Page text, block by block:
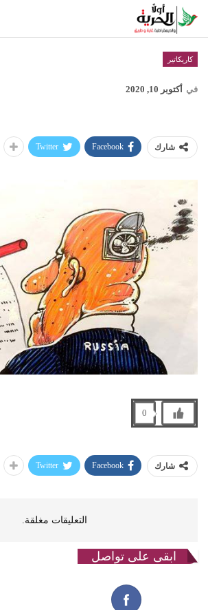
كاريكاتير
في أكتوبر 10, 2020
شارك Facebook
Twitter
0
شارك Facebook
Twitter
التعليقات مغلقة.
ابقى على تواصل